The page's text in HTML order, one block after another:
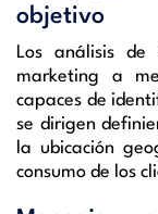
objetivo
Los análisis
marketing a
capaces de
se dirigen
la ubicación
consumo de los